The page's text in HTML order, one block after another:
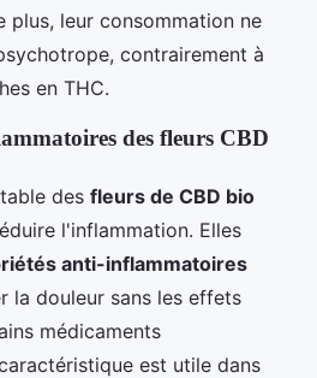
plus, leur consommation ne
contrairement à
en THC.
des fleurs CBD
des fleurs de CBD bio
l'inflammation. Elles
anti-inflammatoires
la douleur sans les effets
médicaments
est utile dans